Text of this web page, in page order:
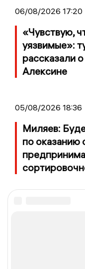
06/08/2026 17:20
«Чувствую,
уязвимые»:
рассказали
Алексине
05/08/2026 18:36
Миляев:
по оказанию